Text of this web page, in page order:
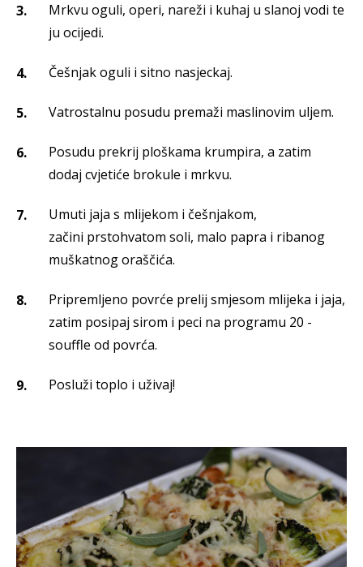
Mrkvu oguli, operi, nareži i kuhaj u slanoj vodi te
ju ocijedi.
Češnjak oguli i sitno nasjeckaj.
Vatrostalnu posudu premaži maslinovim uljem.
Posudu prekrij ploškama krumpira, a zatim
dodaj cvjetiće brokule i mrkvu.
Umuti jaja s mlijekom i češnjakom,
začini prstohvatom soli, malo papra i ribanog
muškatnog oraščića.
Pripremljeno povrće prelij smjesom mlijeka i jaja,
zatim posipaj sirom i peci na programu 20 -
souffle od povrća.
Posluži toplo i uživaj!